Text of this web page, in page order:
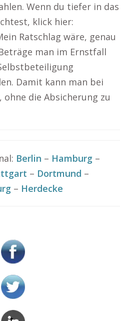
Wenn du tiefer in das
klick hier:
Ratschlag wäre, genau
man im Ernstfall
Damit kann man bei
die Absicherung zu
Berlin – Hamburg –
– Dortmund –
– Herdecke